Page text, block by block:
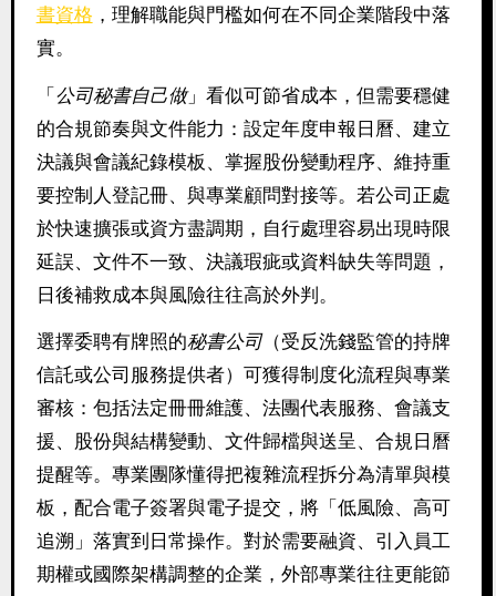
書資格 ，理解職能與門檻如何在不同企業階段中落
實。
「公司秘書自己做」看似可節省成本，但需要穩健
的合規節奏與文件能力：設定年度申報日曆、建立
決議與會議紀錄模板、掌握股份變動程序、維持重
要控制人登記冊、與專業顧問對接等。若公司正處
於快速擴張或資方盡調期，自行處理容易出現時限
延誤、文件不一致、決議瑕疵或資料缺失等問題，
日後補救成本與風險往往高於外判。
選擇委聘有牌照的秘書公司（受反洗錢監管的持牌
信託或公司服務提供者）可獲得制度化流程與專業
審核：包括法定冊冊維護、法團代表服務、會議支
援、股份與結構變動、文件歸檔與送呈、合規日曆
提醒等。專業團隊懂得把複雜流程拆分為清單與模
板，配合電子簽署與電子提交，將「低風險、高可
追溯」落實到日常操作。對於需要融資、引入員工
期權或國際架構調整的企業，外部專業往往更能節